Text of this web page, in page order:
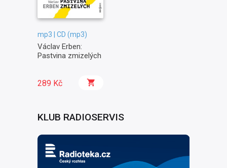
mp3 | CD (mp3)
Václav Erben:
Pastvina zmizelých
289 Kč
KLUB RADIOSERVIS